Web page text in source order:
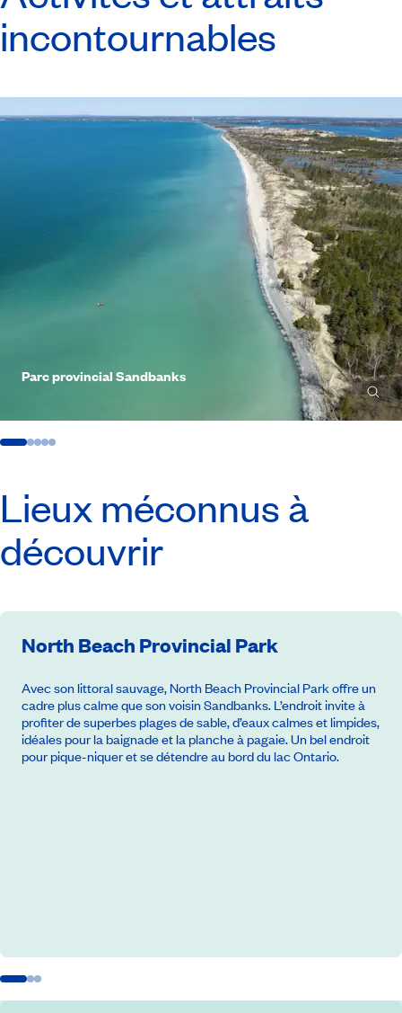
incontournables
Parc provincial Sandbanks
Lieux méconnus à
découvrir
North Beach Provincial Park
Avec son littoral sauvage, North Beach Provincial Park offre un
cadre plus calme que son voisin Sandbanks. L’endroit invite à
profiter de superbes plages de sable, d’eaux calmes et limpides,
idéales pour la baignade et la planche à pagaie. Un bel endroit
pour pique-niquer et se détendre au bord du lac Ontario.